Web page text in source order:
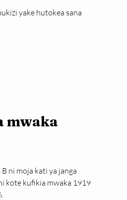
yake hutokea sana
mwaka
ni moja kati ya janga
kote kufikia mwaka 1919